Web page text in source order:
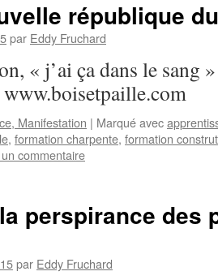
république
par Eddy Fruchard
« j’ai ça dans le sang
Manifestation | Marqué avec
, formation charpente, formation
commentaire
perspirance des
par Eddy Fruchard